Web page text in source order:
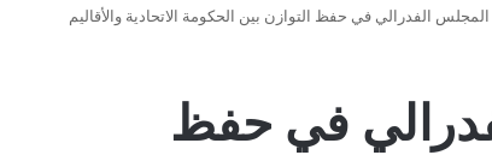
الفدرالي في حفظ التوازن بين الحكومة الاتحادية والأقاليم
في حفظ